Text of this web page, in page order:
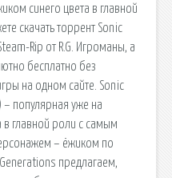
синего цвета в главной
скачать торрент Sonic
Rip от R.G. Игроманы, а
бесплатно без
на одном сайте. Sonic
популярная уже на
в главной роли с самым
– ёжиком по
предлагаем,